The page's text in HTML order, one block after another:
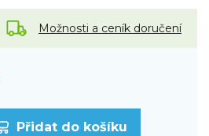
Možnosti a ceník doručení
Přidat do košíku